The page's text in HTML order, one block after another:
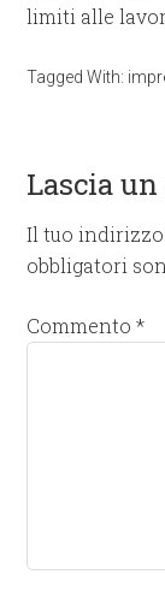
limiti alle
Tagged With:
Lascia
Il tuo indirizzo
obbligatori
Commento*